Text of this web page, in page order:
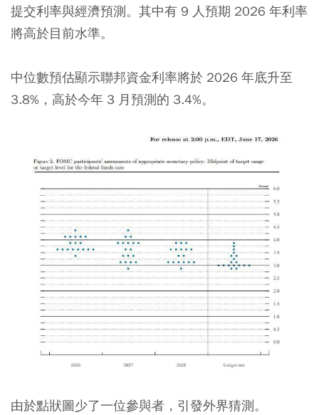
提交利率與經濟預測。其中有 9 人預期 2026 年利率
將高於目前水準。
中位數預估顯示聯邦資金利率將於 2026 年底升至
3.8%，高於今年 3 月預測的 3.4%。
由於點狀圖少了一位參與者，引發外界猜測。